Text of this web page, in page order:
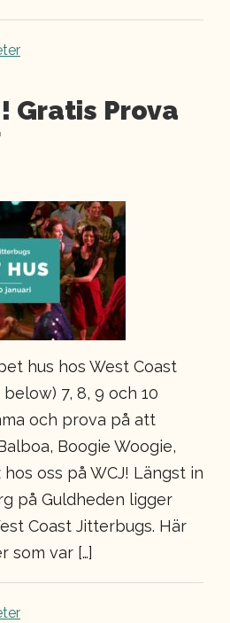
Gratis Prova
hus hos West Coast
7, 8, 9 och 10
och prova på att
Boogie Woogie,
oss på WCJ! Längst in
på Guldheden ligger
Coast Jitterbugs. Här
som var […]